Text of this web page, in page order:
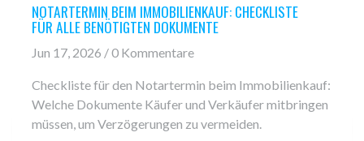
NOTARTERMIN BEIM IMMOBILIENKAUF: CHECKLISTE
FÜR ALLE BENÖTIGTEN DOKUMENTE
Jun 17, 2026 / 0 Kommentare
Checkliste für den Notartermin beim Immobilienkauf:
Welche Dokumente Käufer und Verkäufer mitbringen
müssen, um Verzögerungen zu vermeiden.